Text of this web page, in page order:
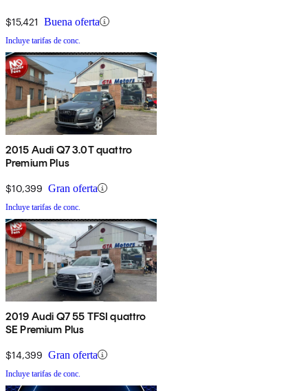
$15,421 Buena oferta
Incluye tarifas de conc.
2015 Audi Q7 3.0T quattro
Premium Plus
$10,399 Gran oferta
Incluye tarifas de conc.
2019 Audi Q7 55 TFSI quattro
SE Premium Plus
$14,399 Gran oferta
Incluye tarifas de conc.